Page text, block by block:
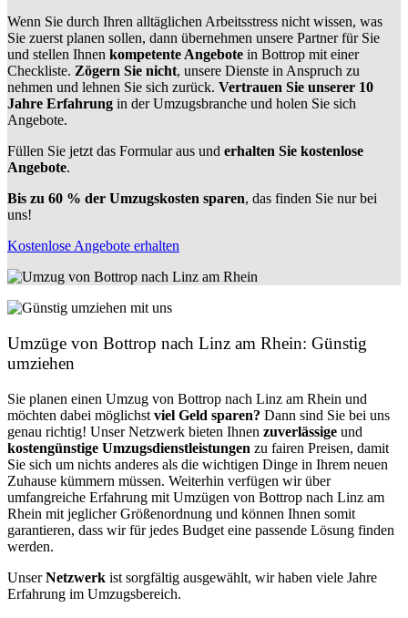
Wenn Sie durch Ihren alltäglichen Arbeitsstress nicht wissen, was
Sie zuerst planen sollen, dann übernehmen unsere Partner für Sie
und stellen Ihnen kompetente Angebote in Bottrop mit einer
Checkliste. Zögern Sie nicht, unsere Dienste in Anspruch zu
nehmen und lehnen Sie sich zurück. Vertrauen Sie unserer 10
Jahre Erfahrung in der Umzugsbranche und holen Sie sich
Angebote.
Füllen Sie jetzt das Formular aus und erhalten Sie kostenlose
Angebote.
Bis zu 60 % der Umzugskosten sparen, das finden Sie nur bei
uns!
Kostenlose Angebote erhalten
Umzüge von Bottrop nach Linz am Rhein: Günstig
umziehen
Sie planen einen Umzug von Bottrop nach Linz am Rhein und
möchten dabei möglichst viel Geld sparen? Dann sind Sie bei uns
genau richtig! Unser Netzwerk bieten Ihnen zuverlässige und
kostengünstige Umzugsdienstleistungen zu fairen Preisen, damit
Sie sich um nichts anderes als die wichtigen Dinge in Ihrem neuen
Zuhause kümmern müssen. Weiterhin verfügen wir über
umfangreiche Erfahrung mit Umzügen von Bottrop nach Linz am
Rhein mit jeglicher Größenordnung und können Ihnen somit
garantieren, dass wir für jedes Budget eine passende Lösung finden
werden.
UnserNetzwerk ist sorgfältig ausgewählt, wir haben viele Jahre
Erfahrung im Umzugsbereich.